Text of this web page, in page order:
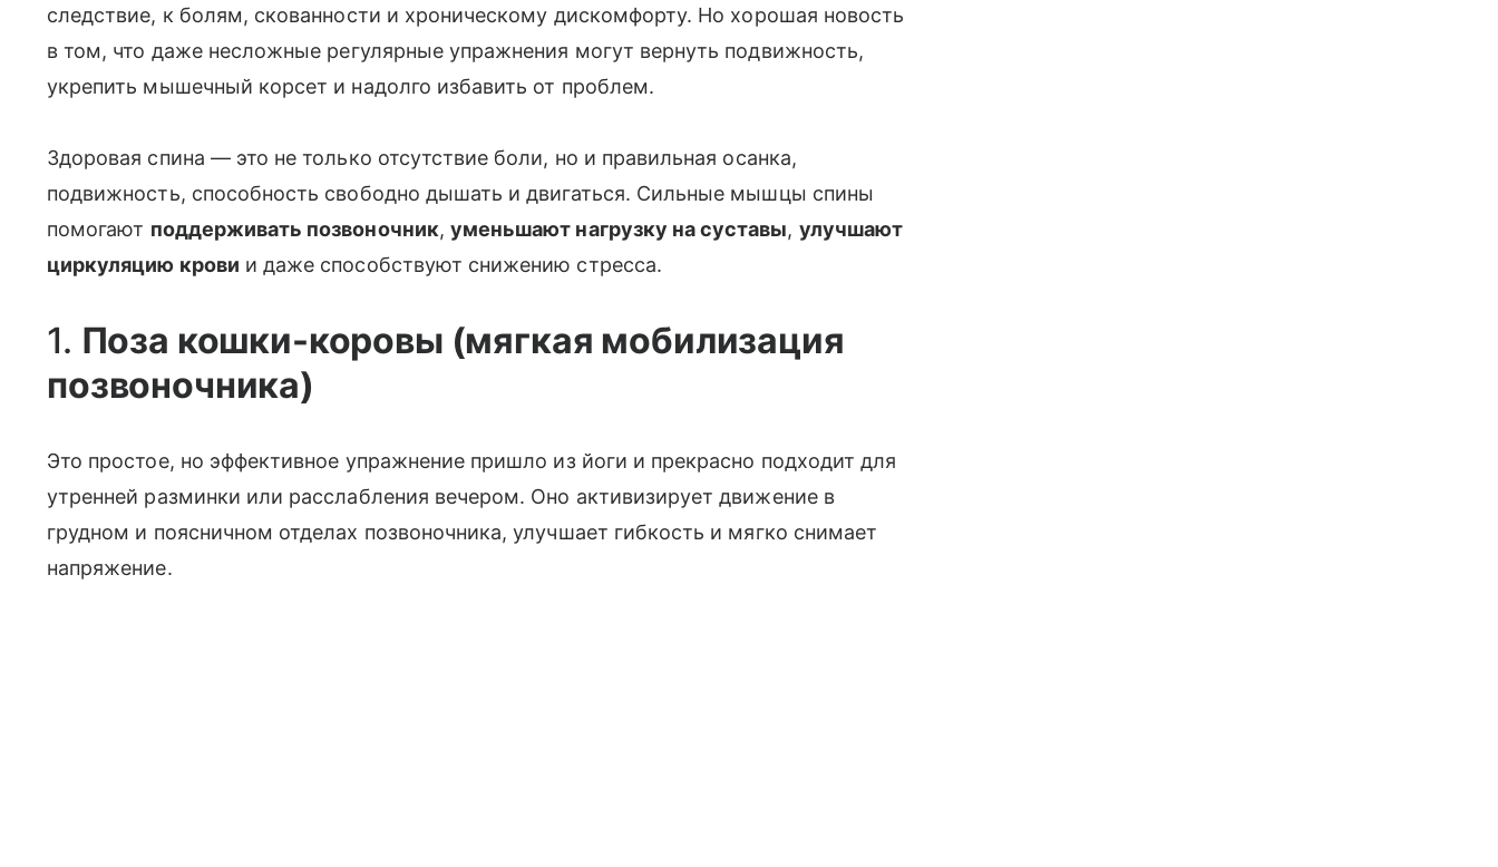
следствие, к болям, скованности и хроническому дискомфорту. Но хорошая новость
в том, что даже несложные регулярные упражнения могут вернуть подвижность,
укрепить мышечный корсет и надолго избавить от проблем.
Здоровая спина — это не только отсутствие боли, но и правильная осанка,
подвижность, способность свободно дышать и двигаться. Сильные мышцы спины
помогают поддерживать позвоночник, уменьшают нагрузку на суставы, улучшают
циркуляцию крови и даже способствуют снижению стресса.
1. Поза кошки-коровы (мягкая мобилизация
позвоночника)
Это простое, но эффективное упражнение пришло из йоги и прекрасно подходит для
утренней разминки или расслабления вечером. Оно активизирует движение в
грудном и поясничном отделах позвоночника, улучшает гибкость и мягко снимает
напряжение.